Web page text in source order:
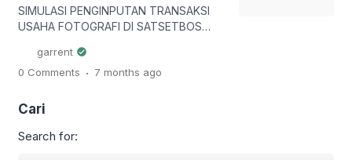
SIMULASI PENGINPUTAN TRANSAKSI
USAHA FOTOGRAFI DI SATSETBOS
merupakan salah satu jenis usaha jasa
kreatif yang terus berkembang seiring
visual, baik untuk keperluan pribadi
banyak dibutuhkan untuk berbagai
garrent
0 Comments . 7 months ago
Cari
Search for: